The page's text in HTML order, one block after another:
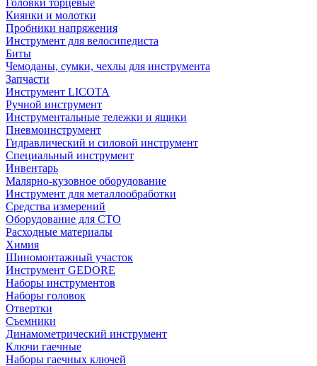
Головки торцевые
Киянки и молотки
Пробники напряжения
Инструмент для велосипедиста
Биты
Чемоданы, сумки, чехлы для инструмента
Запчасти
Инструмент LICOTA
Ручной инструмент
Инструментальные тележки и ящики
Пневмоинструмент
Гидравлический и силовой инструмент
Специальный инструмент
Инвентарь
Малярно-кузовное оборудование
Инструмент для металлообработки
Средства измерений
Оборудование для СТО
Расходные материалы
Химия
Шиномонтажный участок
Инструмент GEDORE
Наборы инструментов
Наборы головок
Отвертки
Съемники
Динамометрический инструмент
Ключи гаечные
Наборы гаечных ключей